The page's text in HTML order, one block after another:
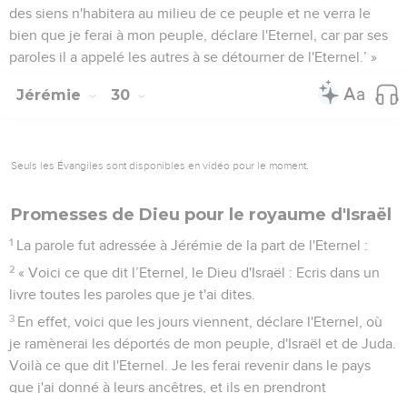
des siens n'habitera au milieu de ce peuple et ne verra le
bien que je ferai à mon peuple, déclare l'Eternel, car par ses
paroles il a appelé les autres à se détourner de l'Eternel.’ »
Jérémie 30
Seuls les Évangiles sont disponibles en vidéo pour le moment.
Promesses de Dieu pour le royaume d'Israël
1 La parole fut adressée à Jérémie de la part de l'Eternel :
2 « Voici ce que dit l’Eternel, le Dieu d'Israël : Ecris dans un
livre toutes les paroles que je t'ai dites.
3 En effet, voici que les jours viennent, déclare l'Eternel, où
je ramènerai les déportés de mon peuple, d'Israël et de Juda.
Voilà ce que dit l'Eternel. Je les ferai revenir dans le pays
que j'ai donné à leurs ancêtres, et ils en prendront